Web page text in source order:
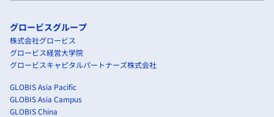
グロービスグループ
株式会社グロービス
グロービス経営大学院
グロービスキャピタルパートナーズ株式会社
GLOBIS Asia Pacific
GLOBIS Asia Campus
GLOBIS China